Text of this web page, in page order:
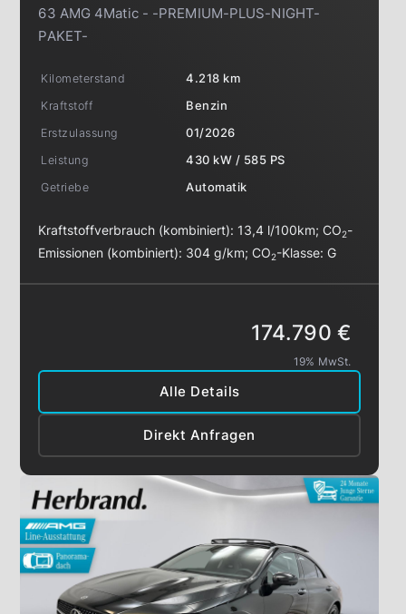
63 AMG 4Matic - -PREMIUM-PLUS-NIGHT-
PAKET-
Kilometerstand
4.218 km
Kraftstoff
Benzin
Erstzulassung
01/2026
Leistung
430 kW / 585 PS
Getriebe
Automatik
Kraftstoffverbrauch (kombiniert): 13,4 l/100km;CO2-
Emissionen (kombiniert): 304 g/km;CO2-Klasse:G
Alle Details
Direkt Anfragen
174.790 €
19% MwSt.